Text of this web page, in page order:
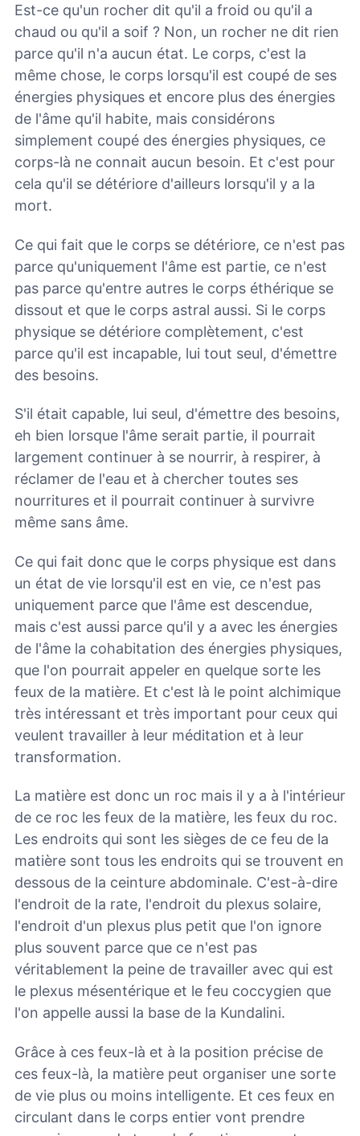
Est-ce qu'un rocher dit qu'il a froid ou qu'il a
chaud ou qu'il a soif ? Non, un rocher ne dit rien
parce qu'il n'a aucun état. Le corps, c'est la
même chose, le corps lorsqu'il est coupé de ses
énergies physiques et encore plus des énergies
de l'âme qu'il habite, mais considérons
simplement coupé des énergies physiques, ce
corps-là ne connait aucun besoin. Et c'est pour
cela qu'il se détériore d'ailleurs lorsqu'il y a la
mort.
Ce qui fait que le corps se détériore, ce n'est pas
parce qu'uniquement l'âme est partie, ce n'est
pas parce qu'entre autres le corps éthérique se
dissout et que le corps astral aussi. Si le corps
physique se détériore complètement, c'est
parce qu'il est incapable, lui tout seul, d'émettre
des besoins.
S'il était capable, lui seul, d'émettre des besoins,
eh bien lorsque l'âme serait partie, il pourrait
largement continuer à se nourrir, à respirer, à
réclamer de l'eau et à chercher toutes ses
nourritures et il pourrait continuer à survivre
même sans âme.
Ce qui fait donc que le corps physique est dans
un état de vie lorsqu'il est en vie, ce n'est pas
uniquement parce que l'âme est descendue,
mais c'est aussi parce qu'il y a avec les énergies
de l'âme la cohabitation des énergies physiques,
que l'on pourrait appeler en quelque sorte les
feux de la matière. Et c'est là le point alchimique
très intéressant et très important pour ceux qui
veulent travailler à leur méditation et à leur
transformation.
La matière est donc un roc mais il y a à l'intérieur
de ce roc les feux de la matière, les feux du roc.
Les endroits qui sont les sièges de ce feu de la
matière sont tous les endroits qui se trouvent en
dessous de la ceinture abdominale. C'est-à-dire
l'endroit de la rate, l'endroit du plexus solaire,
l'endroit d'un plexus plus petit que l'on ignore
plus souvent parce que ce n'est pas
véritablement la peine de travailler avec qui est
le plexus mésentérique et le feu coccygien que
l'on appelle aussi la base de la Kundalini.
Grâce à ces feux-là et à la position précise de
ces feux-là, la matière peut organiser une sorte
de vie plus ou moins intelligente. Et ces feux en
circulant dans le corps entier vont prendre